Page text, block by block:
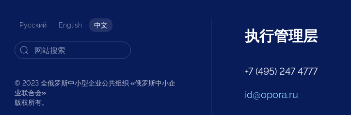
Русский English 中文
© 2023 全俄罗斯中小型企业公共组织 «俄罗斯中小企
业联合会»
版权所有。
执行管理层
+7 (495) 247 4777
id@opora.ru